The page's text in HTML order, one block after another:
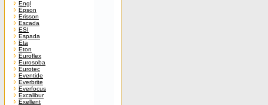
Engl
Epson
Erisson
Escada
ESI
Espada
Eta
Eton
Euroflex
Eurosoba
Eurotec
Eventide
Everbrite
Everfocus
Excalibur
Exellent